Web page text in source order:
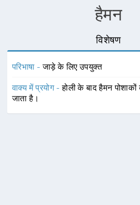
हैमन
विशेषण
परिभाषा -जाड़े के लिए उपयुक्त
वाक्य में प्रयोग -होली के बाद हैमन
जाता है।